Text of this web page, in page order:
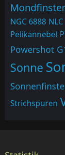
NGC 6888 NLC
Pelikannebel
Powershot
Sonne
Strichspuren